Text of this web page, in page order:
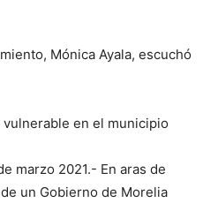
Mónica Ayala, escuchó
en el municipio
marzo 2021.- En aras de
un Gobierno de Morelia